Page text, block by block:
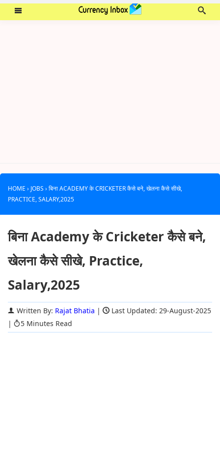
HOME › JOBS › बिना ACADEMY के CRICKETER कैसे बने, खेलना कैसे सीखे,
PRACTICE, SALARY,2025
बिना Academy के Cricketer कैसे बने,
खेलना कैसे सीखे, Practice,
Salary,2025
Written By: Rajat Bhatia |
Last Updated: 29-August-2025
|
5 Minutes Read